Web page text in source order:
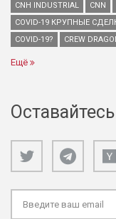
CNH INDUSTRIAL
CNN
COVID-19 КРУПНЫЕ
COVID-19?
CREW
Ещё